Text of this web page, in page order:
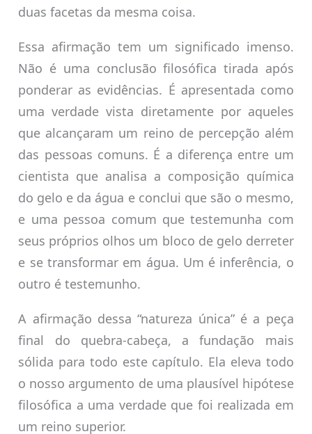
duas facetas da mesma coisa.
Essa afirmação tem um significado imenso.
Não é uma conclusão filosófica tirada após
ponderar as evidências. É apresentada como
uma verdade vista diretamente por aqueles
que alcançaram um reino de percepção além
das pessoas comuns. É a diferença entre um
cientista que analisa a composição química
do gelo e da água e conclui que são o mesmo,
e uma pessoa comum que testemunha com
seus próprios olhos um bloco de gelo derreter
e se transformar em água. Um é inferência, o
outro é testemunho.
A afirmação dessa “natureza única” é a peça
final do quebra-cabeça, a fundação mais
sólida para todo este capítulo. Ela eleva todo
o nosso argumento de uma plausível hipótese
filosófica a uma verdade que foi realizada em
um reino superior.